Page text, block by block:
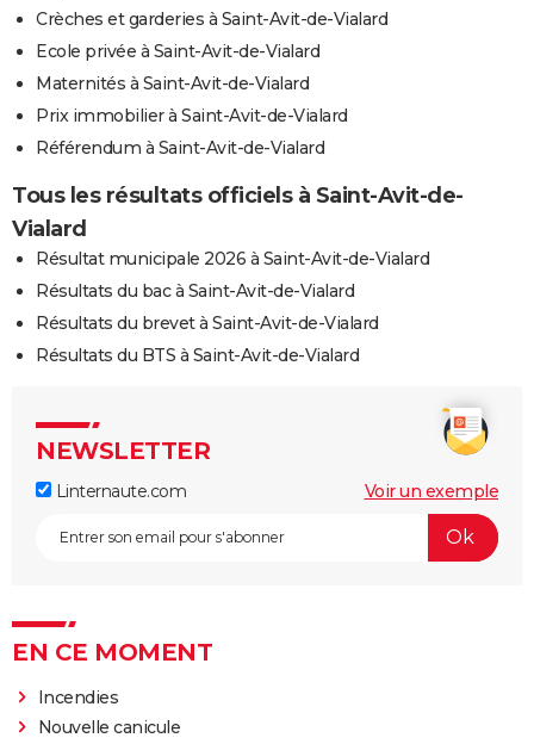
Crèches et garderies à Saint-Avit-de-Vialard
Ecole privée à Saint-Avit-de-Vialard
Maternités à Saint-Avit-de-Vialard
Prix immobilier à Saint-Avit-de-Vialard
Référendum à Saint-Avit-de-Vialard
Tous les résultats officiels à Saint-Avit-de-
Vialard
Résultat municipale 2026 à Saint-Avit-de-Vialard
Résultats du bac à Saint-Avit-de-Vialard
Résultats du brevet à Saint-Avit-de-Vialard
Résultats du BTS à Saint-Avit-de-Vialard
NEWSLETTER
Linternaute.com Voir un exemple
EN CE MOMENT
Incendies
Nouvelle canicule